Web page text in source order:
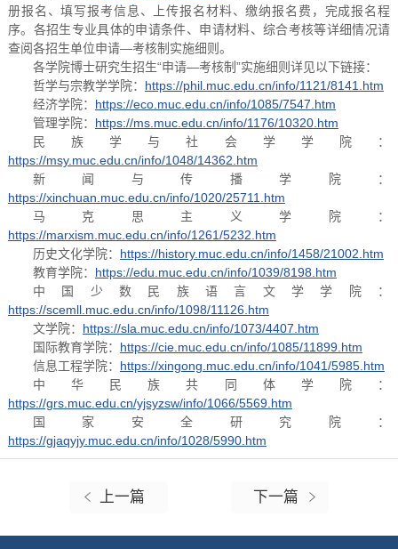
册报名、填写报考信息、上传报名材料、缴纳报名费，完成报名程
序。各招生专业具体的申请条件、申请材料、综合考核等详细情况请
查阅各招生单位申请—考核制实施细则。
各学院博士研究生招生“申请—考核制”实施细则详见以下链接：
哲学与宗教学学院： https://phil.muc.edu.cn/info/1121/8141.htm
经济学院： https://eco.muc.edu.cn/info/1085/7547.htm
管理学院： https://ms.muc.edu.cn/info/1176/10320.htm
民族学与社会学学院：
https://msy.muc.edu.cn/info/1048/14362.htm
新闻与传播学院：
https://xinchuan.muc.edu.cn/info/1020/25711.htm
马克思主义学院：
https://marxism.muc.edu.cn/info/1261/5232.htm
历史文化学院： https://history.muc.edu.cn/info/1458/21002.htm
教育学院： https://edu.muc.edu.cn/info/1039/8198.htm
中国少数民族语言文学学院：
https://scemll.muc.edu.cn/info/1098/11126.htm
文学院： https://sla.muc.edu.cn/info/1073/4407.htm
国际教育学院： https://cie.muc.edu.cn/info/1085/11899.htm
信息工程学院： https://xingong.muc.edu.cn/info/1041/5985.htm
中华民族共同体学院：
https://grs.muc.edu.cn/yjsyzsw/info/1066/5569.htm
国家安全研究院：
https://gjaqyjy.muc.edu.cn/info/1028/5990.htm
上一篇 下一篇